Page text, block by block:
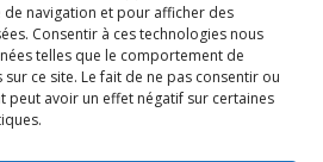
navigation et pour afficher des
Consentir à ces technologies nous
telles que le comportement de
ce site. Le fait de ne pas consentir ou
peut avoir un effet négatif sur certaines